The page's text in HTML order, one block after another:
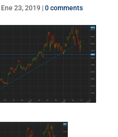
Ene 23, 2019 |0 comments